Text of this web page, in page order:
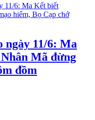
ngày 11/6: Ma
Mã đừng
đồm